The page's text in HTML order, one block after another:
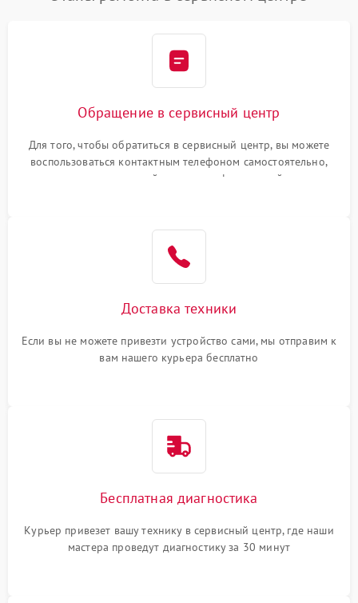
Обращение в сервисный центр
Для того, чтобы обратиться в сервисный центр, вы можете
воспользоваться контактным телефоном самостоятельно,
или оставить свой номер телефона на сайте
Доставка техники
Если вы не можете привезти устройство сами, мы отправим к
вам нашего курьера бесплатно
Бесплатная диагностика
Курьер привезет вашу технику в сервисный центр, где наши
мастера проведут диагностику за 30 минут